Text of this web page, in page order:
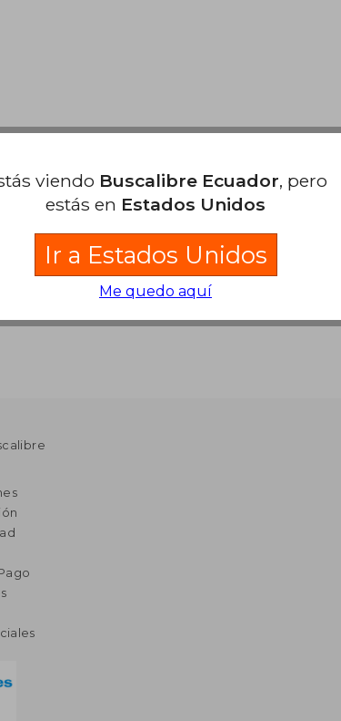
Nuestras Formas de Pago
viendo Buscalibre Ecuador, pero
estás en Estados Unidos
Ir a Estados Unidos
Me quedo aquí